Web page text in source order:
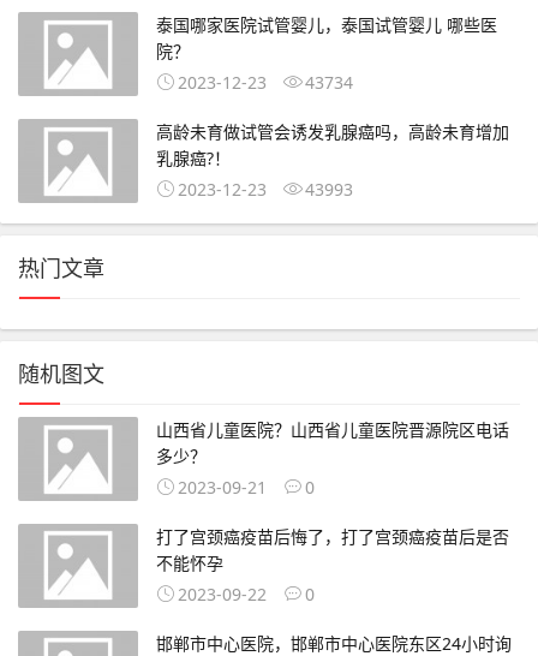
泰国哪家医院试管婴儿，泰国试管婴儿 哪些医
院？
2023-12-23
43734
高龄未育做试管会诱发乳腺癌吗，高龄未育增加
乳腺癌?！
2023-12-23
43993
热门文章
随机图文
山西省儿童医院？山西省儿童医院晋源院区电话
多少？
2023-09-21
0
打了宫颈癌疫苗后悔了，打了宫颈癌疫苗后是否
不能怀孕
2023-09-22
0
邯郸市中心医院，邯郸市中心医院东区24小时询